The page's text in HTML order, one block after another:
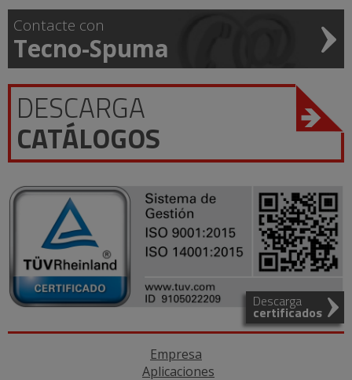
Contacte con
Tecno-Spuma
DESCARGA
CATÁLOGOS
Descarga
certificados
Empresa
Aplicaciones